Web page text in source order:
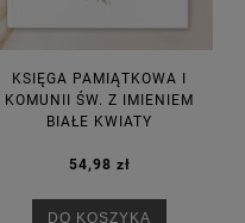
KSIĘGA PAMIĄTKOWA I
KOMUNII ŚW. Z IMIENIEM
BIAŁE KWIATY
54,98 zł
DO KOSZYKA